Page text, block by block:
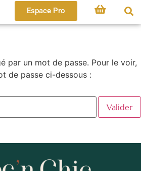
Espace Pro
par un mot de passe. Pour le voir,
de passe ci-dessous :